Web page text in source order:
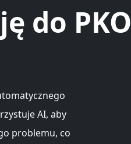
do PKO
AI, aby
problemu, co